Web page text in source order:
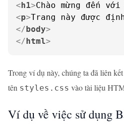
<h1>Chào mừng đến
<p>Trang này được
</body>
</html>
Trong ví dụ này, chúng ta đã liên
tên styles.css vào tài liệu
Ví dụ về việc sử dụng